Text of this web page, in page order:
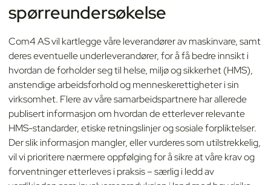
spørreundersøkelse
Com4 AS vil kartlegge våre leverandører av maskinvare, samt
deres eventuelle underleverandører, for å få bedre innsikt i
hvordan de forholder seg til helse, miljø og sikkerhet (HMS),
anstendige arbeidsforhold og menneskerettigheter i sin
virksomhet. Flere av våre samarbeidspartnere har allerede
publisert informasjon om hvordan de etterlever relevante
HMS-standarder, etiske retningslinjer og sosiale forpliktelser.
Der slik informasjon mangler, eller vurderes som utilstrekkelig,
vil vi prioritere nærmere oppfølging for å sikre at våre krav og
forventninger etterleves i praksis – særlig i ledd av